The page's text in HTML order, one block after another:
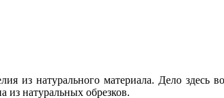
из натурального материала. Дело здесь
из натуральных обрезков.